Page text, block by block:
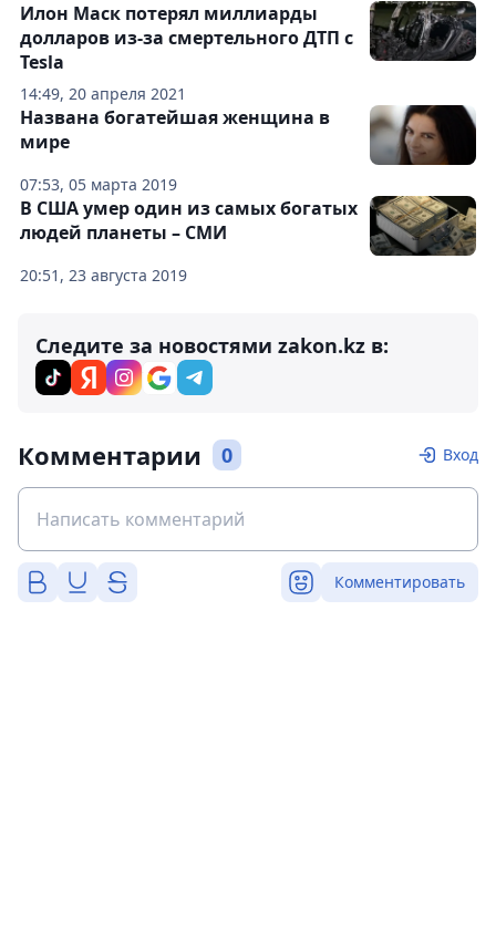
14:49, 20 апреля 2021
Илон Маск потерял миллиарды
долларов из-за смертельного ДТП с
Tesla
07:53, 05 марта 2019
Названа богатейшая женщина в
мире
20:51, 23 августа 2019
В США умер один из самых богатых
людей планеты – СМИ
Следите за новостями zakon.kz в:
Комментарии 0 Вход
Комментировать